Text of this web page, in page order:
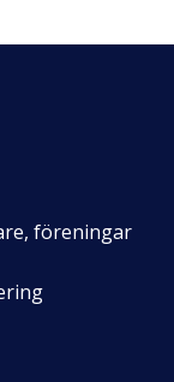
föreningar